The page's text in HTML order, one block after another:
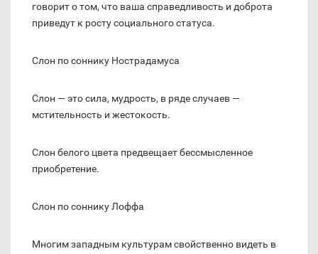
говорит о том, что ваша справедливость и доброта
приведут к росту социального статуса.
Слон по соннику Нострадамуса
Слон — это сила, мудрость, в ряде случаев —
мстительность и жестокость.
Слон белого цвета предвещает бессмысленное
приобретение.
Слон по соннику Лоффа
Многим западным культурам свойственно видеть в